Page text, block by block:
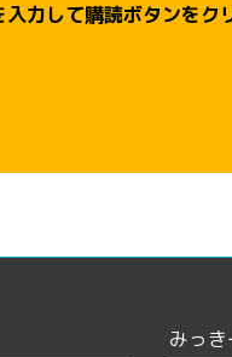
力して購読ボタンをク
みっ